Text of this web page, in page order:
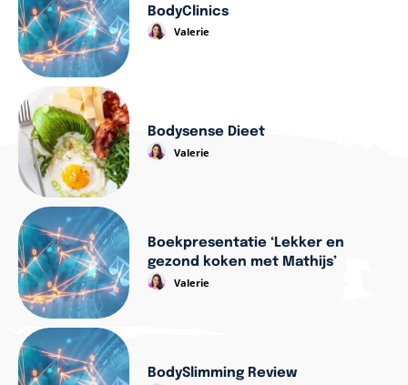
BodyClinics
Valerie
Bodysense Dieet
Valerie
Boekpresentatie ‘Lekker en
gezond koken met Mathijs’
Valerie
BodySlimming Review